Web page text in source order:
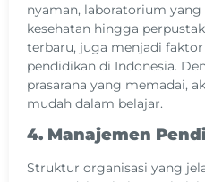
nyaman, laboratorium yang
kesehatan hingga
terbaru, juga menjadi
pendidikan di Indonesia.
prasarana yang memadai,
mudah dalam belajar.
4. Manajemen
Struktur organisasi yang